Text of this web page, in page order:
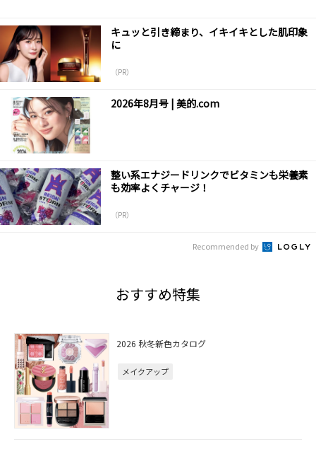
キュッと引き締まり、イキイキとした肌印象
に
（PR）
2026年8月号 | 美的.com
整い系エナジードリンクでビタミンも栄養素
も効率よくチャージ！
（PR）
Recommended by
おすすめ特集
2026 秋冬新色カタログ
メイクアップ